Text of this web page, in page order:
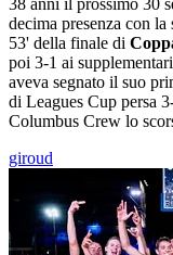
38 anni il prossimo 30
decima presenza con
53' della finale di
poi 3-1 ai
aveva segnato il suo
di Leagues Cup persa
Columbus Crew lo
giroud